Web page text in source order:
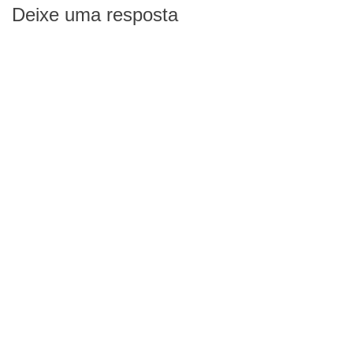
Deixe uma resposta